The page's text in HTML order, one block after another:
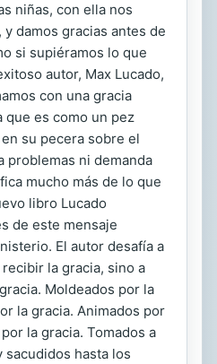
niñas, con ella nos
damos gracias antes de
si supiéramos lo que
autor, Max Lucado,
con una gracia
que es como un pez
su pecera sobre el
problemas ni demanda
mucho más de lo que
libro Lucado
de este mensaje
El autor desafía a
la gracia, sino a
Moldeados por la
la gracia. Animados por
la gracia. Tomados a
sacudidos hasta los